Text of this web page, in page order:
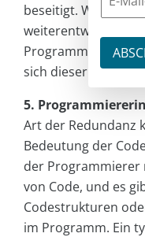
beseitigt. Während
weiterentwickelt,
Programmen wie
sich dieser
5.
Art der Redundanz
Bedeutung der
der Programmierer
von Code, und es
Codestrukturen
im Programm. Ein